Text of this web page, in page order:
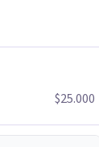
$25.000